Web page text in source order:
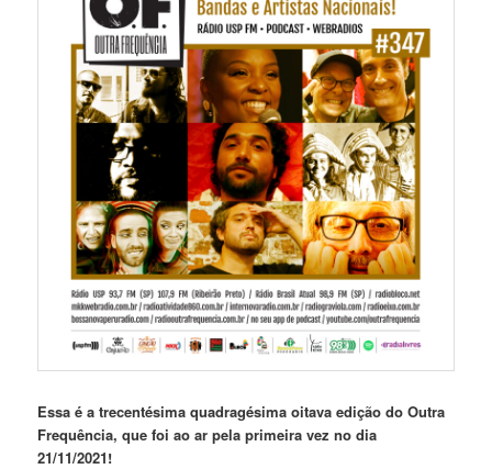
Essa é a trecentésima quadragésima oitava edição do Outra
Frequência, que foi ao ar pela primeira vez no dia
21/11/2021!